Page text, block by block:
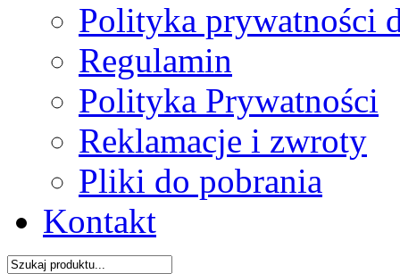
Polityka prywatności
Regulamin
Polityka Prywatności
Reklamacje i zwroty
Pliki do pobrania
Kontakt